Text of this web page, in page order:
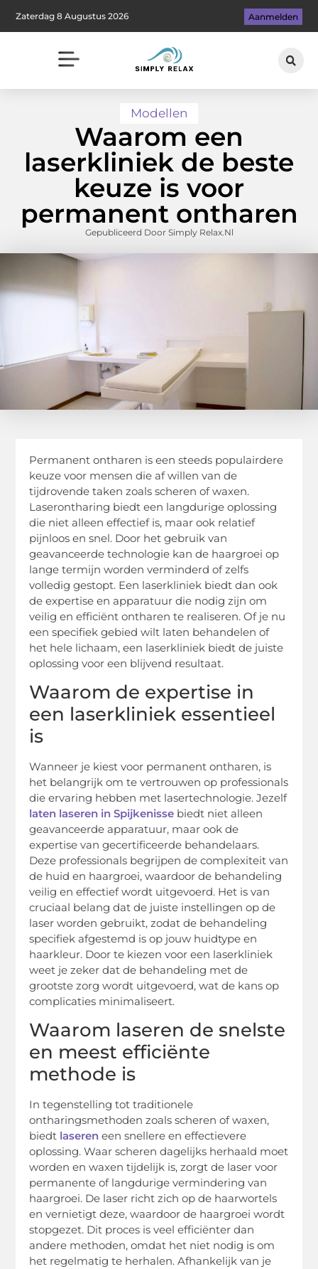
Zaterdag 8 Augustus 2026 Aanmelden
Modellen
Waarom een
laserkliniek de beste
keuze is voor
permanent ontharen
Gepubliceerd Door Simply Relax.nl
Permanent ontharen is een steeds populairdere
keuze voor mensen die af willen van de
tijdrovende taken zoals scheren of waxen.
Laserontharing biedt een langdurige oplossing
die niet alleen effectief is, maar ook relatief
pijnloos en snel. Door het gebruik van
geavanceerde technologie kan de haargroei op
lange termijn worden verminderd of zelfs
volledig gestopt. Een laserkliniek biedt dan ook
de expertise en apparatuur die nodig zijn om
veilig en efficiënt ontharen te realiseren. Of je nu
een specifiek gebied wilt laten behandelen of
het hele lichaam, een laserkliniek biedt de juiste
oplossing voor een blijvend resultaat.
Waarom de expertise in
een laserkliniek essentieel
is
Wanneer je kiest voor permanent ontharen, is
het belangrijk om te vertrouwen op professionals
die ervaring hebben met lasertechnologie. Jezelf
laten laseren in Spijkenisse biedt niet alleen
geavanceerde apparatuur, maar ook de
expertise van gecertificeerde behandelaars.
Deze professionals begrijpen de complexiteit van
de huid en haargroei, waardoor de behandeling
veilig en effectief wordt uitgevoerd. Het is van
cruciaal belang dat de juiste instellingen op de
laser worden gebruikt, zodat de behandeling
specifiek afgestemd is op jouw huidtype en
haarkleur. Door te kiezen voor een laserkliniek
weet je zeker dat de behandeling met de
grootste zorg wordt uitgevoerd, wat de kans op
complicaties minimaliseert.
Waarom laseren de snelste
en meest efficiënte
methode is
In tegenstelling tot traditionele
ontharingsmethoden zoals scheren of waxen,
biedt laseren een snellere en effectievere
oplossing. Waar scheren dagelijks herhaald moet
worden en waxen tijdelijk is, zorgt de laser voor
permanente of langdurige vermindering van
haargroei. De laser richt zich op de haarwortels
en vernietigt deze, waardoor de haargroei wordt
stopgezet. Dit proces is veel efficiënter dan
andere methoden, omdat het niet nodig is om
het regelmatig te herhalen. Afhankelijk van je